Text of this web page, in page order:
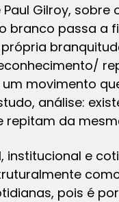
Gilroy, sobre
passa a
movimento
análise:
repitam da
e
pois é